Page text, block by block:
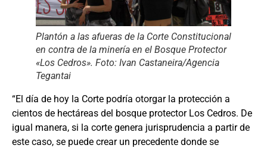
Plantón a las afueras de la Corte Constitucional
en contra de la minería en el Bosque Protector
«Los Cedros». Foto: Ivan Castaneira/Agencia
Tegantai
“El día de hoy la Corte podría otorgar la protección a
cientos de hectáreas del bosque protector Los Cedros. De
igual manera, si la corte genera jurisprudencia a partir de
este caso, se puede crear un precedente donde se